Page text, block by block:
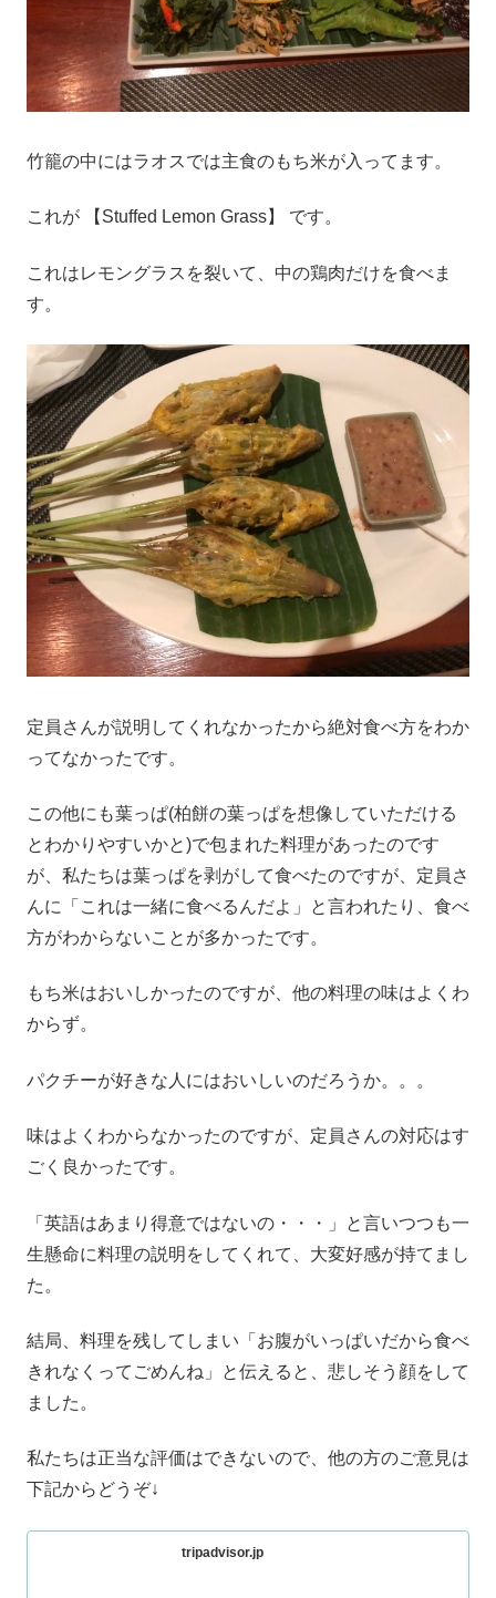
竹籠の中にはラオスでは主食のもち米が入ってます。
これが 【Stuffed Lemon Grass】 です。
これはレモングラスを裂いて、中の鶏肉だけを食べま
す。
定員さんが説明してくれなかったから絶対食べ方をわか
ってなかったです。
この他にも葉っぱ(柏餅の葉っぱを想像していただける
とわかりやすいかと)で包まれた料理があったのです
が、私たちは葉っぱを剥がして食べたのですが、定員さ
んに「これは一緒に食べるんだよ」と言われたり、食べ
方がわからないことが多かったです。
もち米はおいしかったのですが、他の料理の味はよくわ
からず。
パクチーが好きな人にはおいしいのだろうか。。。
味はよくわからなかったのですが、定員さんの対応はす
ごく良かったです。
「英語はあまり得意ではないの・・・」と言いつつも一
生懸命に料理の説明をしてくれて、大変好感が持てまし
た。
結局、料理を残してしまい「お腹がいっぱいだから食べ
きれなくってごめんね」と伝えると、悲しそう顔をして
ました。
私たちは正当な評価はできないので、他の方のご意見は
下記からどうぞ↓
tripadvisor.jp